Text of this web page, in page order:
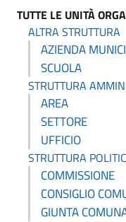
TUTTE LE UNITÀ
ALTRA STRUTTURA
AZIENDA
SCUOLA
STRUTTURA
AREA
SETTORE
UFFICIO
STRUTTURA
COMMISSIONE
CONSIGLIO
GIUNTA